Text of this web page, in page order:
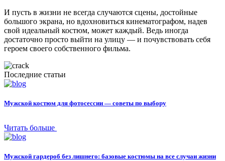
И пусть в жизни не всегда случаются сцены, достойные
большого экрана, но вдохновиться кинематографом, надев
свой идеальный костюм, может каждый. Ведь иногда
достаточно просто выйти на улицу — и почувствовать себя
героем своего собственного фильма.
Последние статьи
Мужской костюм для фотосессии — советы по выбору
Читать больше
Мужской гардероб без лишнего: базовые костюмы на все случаи жизни